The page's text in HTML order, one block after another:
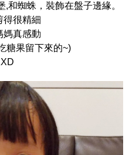
和蜘蛛，裝飾在盤子邊緣。
得很精細
媽真感動
糖果留下來的~)